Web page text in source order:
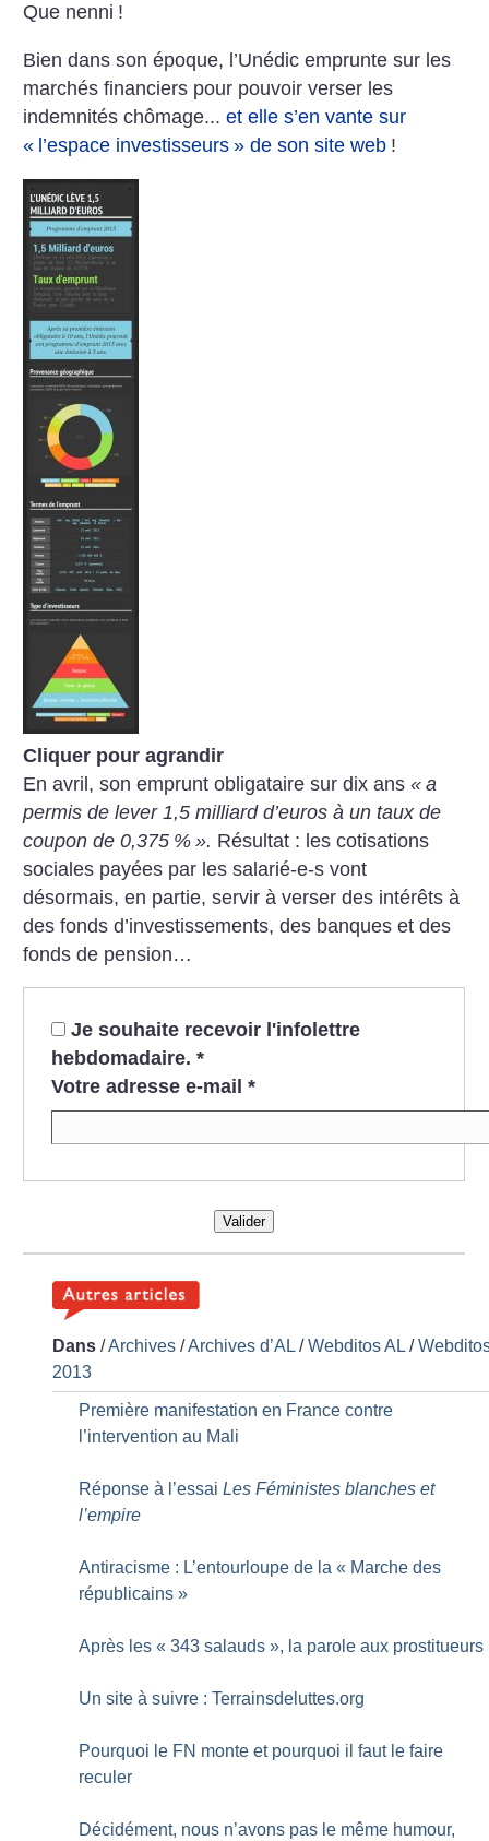
Que nenni !
Bien dans son époque, l’Unédic emprunte sur les
marchés financiers pour pouvoir verser les
indemnités chômage...et elle s’en vante sur
« l’espace investisseurs » de son site web !
Cliquer pour agrandir
En avril, son emprunt obligataire sur dix ans« a
permis de lever 1,5 milliard d’euros à un taux de
coupon de 0,375 % ». Résultat : les cotisations
sociales payées par les salarié-e-s vont
désormais, en partie, servir à verser des intérêts à
des fonds d’investissements, des banques et des
fonds de pension…
Je souhaite recevoir l'infolettre
hebdomadaire. *
Votre adresse e-mail *
Valider
Dans /Archives /Archives d’AL /Webditos AL /
2013
Première manifestation en France contre
l’intervention au Mali
Réponse à l’essaiLes Féministes blanches et
l’empire
Antiracisme : L’entourloupe de la « Marche des
républicains »
Après les « 343 salauds », la parole aux prostitueurs
Un site à suivre : Terrainsdeluttes.org
Pourquoi le FN monte et pourquoi il faut le faire
reculer
Décidément, nous n’avons pas le même humour,